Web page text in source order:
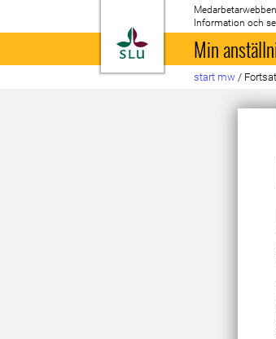
Till startsida
Medarbetarwebben
Information och
Min
start mw /